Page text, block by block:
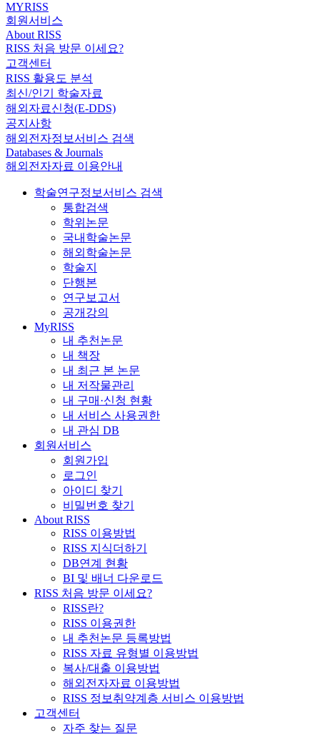
MYRISS
회원서비스
About RISS
RISS 처음 방문 이세요?
고객센터
RISS 활용도 분석
최신/인기 학술자료
해외자료신청(E-DDS)
공지사항
해외전자정보서비스 검색
Databases & Journals
해외전자자료 이용안내
학술연구정보서비스 검색
통합검색
학위논문
국내학술논문
해외학술논문
학술지
단행본
연구보고서
공개강의
MyRISS
내 추천논문
내 책장
내 최근 본 논문
내 저작물관리
내 구매·신청 현황
내 서비스 사용권한
내 관심 DB
회원서비스
회원가입
로그인
아이디 찾기
비밀번호 찾기
About RISS
RISS 이용방법
RISS 지식더하기
DB연계 현황
BI 및 배너 다운로드
RISS 처음 방문 이세요?
RISS란?
RISS 이용권한
내 추천논문 등록방법
RISS 자료 유형별 이용방법
복사/대출 이용방법
해외전자자료 이용방법
RISS 정보취약계층 서비스 이용방법
고객센터
자주 찾는 질문